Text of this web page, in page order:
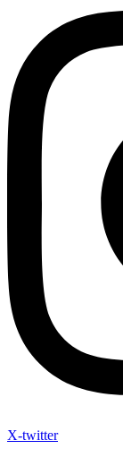
X-twitter